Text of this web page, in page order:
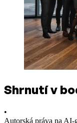
Shrnutí v
•
Autorská práva na AI-